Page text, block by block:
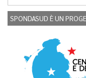
SPONDASUD È UN